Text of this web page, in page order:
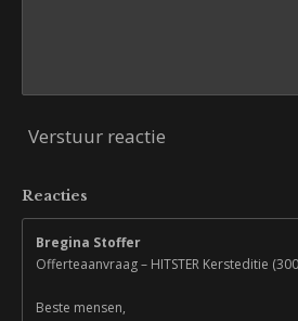
Verstuur reactie
Reacties
Bregina Stoffer
Offerteaanvraag – HITSTER Kersteditie
Beste mensen,